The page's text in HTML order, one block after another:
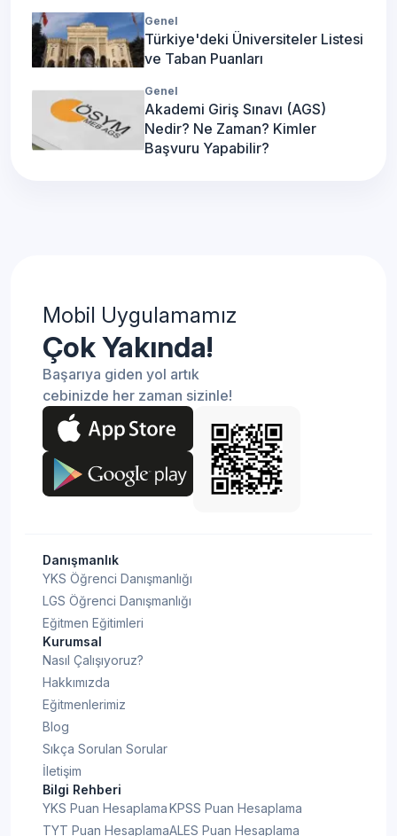
Genel
Türkiye'deki Üniversiteler Listesi
ve Taban Puanları
Genel
Akademi Giriş Sınavı (AGS)
Nedir? Ne Zaman? Kimler
Başvuru Yapabilir?
Mobil Uygulamamız
Çok Yakında!
Başarıya giden yol artık
cebinizde her zaman sizinle!
Danışmanlık
YKS Öğrenci Danışmanlığı
LGS Öğrenci Danışmanlığı
Eğitmen Eğitimleri
Kurumsal
Nasıl Çalışıyoruz?
Hakkımızda
Eğitmenlerimiz
Blog
Sıkça Sorulan Sorular
İletişim
Bilgi Rehberi
YKS Puan Hesaplama
TYT Puan Hesaplama
KPSS Puan Hesaplama
ALES Puan Hesaplama